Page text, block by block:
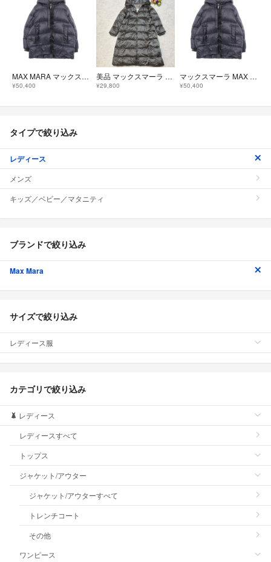
MAX MARA マックスマーラ ダウンジャケット THE CUBE フード付き
¥50,400
美品 マックスマーラ MaxMara SEIPA ロングダウンコート 38グレー
¥29,800
マックスマーラ MAX MARA THE CUBE フード付き ダウンジャケット 衣料品 アウター ポリエステル レディース ネイビー系 【中古】
¥50,400
タイプで絞り込み
レディース
メンズ
キッズ／ベビー／マタニティ
ブランドで絞り込み
Max Mara
サイズで絞り込み
レディース服
カテゴリで絞り込み
レディース
レディースすべて
トップス
ジャケット/アウター
ジャケット/アウターすべて
トレンチコート
その他
ワンピース